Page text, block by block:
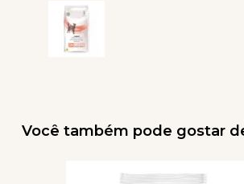
Você também pode gostar